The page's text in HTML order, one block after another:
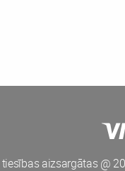
aizsargātas @